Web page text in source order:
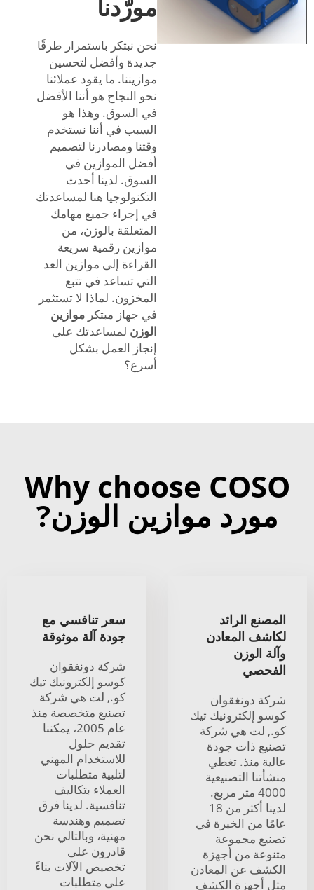
مورّدنا
نحن نبتكر باستمرار طرقًا
جديدة وأفضل لتحسين
موازيننا. ما يقود عملائنا
نحو النجاح هو أننا الأفضل
في السوق. وهذا هو
السبب في أننا نستخدم
وقتنا ومصادرنا لتصميم
أفضل الموازين في
السوق. لدينا أحدث
التكنولوجيا هنا لمساعدتك
في إجراء جميع مهامك
المتعلقة بالوزن، من
موازين رقمية سريعة
القراءة إلى موازين العد
التي تساعد في تتبع
المخزون. لماذا لا تستثمر
في جهاز مبتكر موازين
الوزن لمساعدتك على
إنجاز العمل بشكل
أسرع؟
Why choose COSO
مورد موازين الوزن?
المصنع الرائد
لكاشف المعادن
وآلة الوزن
الفحصي
شركة دونغقوان
كوسو إلكترونيك تيك
كو., لت هي شركة
تصنيع ذات جودة
عالية منذ. تغطي
منشأتنا التصنيعية
4000 متر مربع.
لدينا أكثر من 18
عامًا من الخبرة في
تصنيع مجموعة
متنوعة من أجهزة
الكشف عن المعادن
مثل أجهزة الكشف
سعر تنافسي مع
جودة آلة موثوقة
شركة دونغقوان
كوسو إلكترونيك تيك
كو., لت هي شركة
تصنيع متخصصة منذ
عام 2005، يمكننا
تقديم حلول
للاستخدام المهني
لتلبية متطلبات
العملاء بتكاليف
تنافسية. لدينا فرق
تصميم وهندسة
مهنية، وبالتالي نحن
قادرون على
تخصيص الآلات بناءً
على متطلبات